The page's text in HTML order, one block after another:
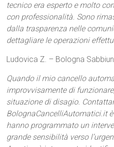
tecnico era esperto e molto
con professionalità. Sono
dalla trasparenza nelle
dettagliare le operazioni
Ludovica Z. – Bologna
Quando il mio cancello
improvvisamente di
situazione di disagio.
BolognaCancelliAutomatici.it
hanno programmato un
grande sensibilità verso